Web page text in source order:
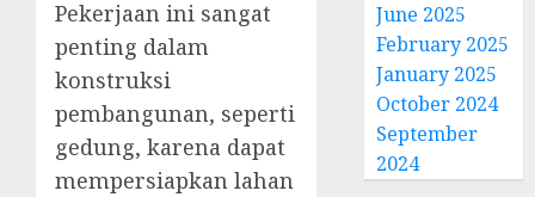
Pekerjaan ini sangat
penting dalam
konstruksi
pembangunan, seperti
gedung, karena dapat
mempersiapkan lahan
June 2025
February 2025
January 2025
October 2024
September
2024